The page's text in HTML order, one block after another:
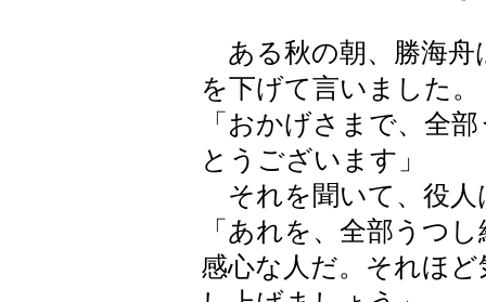
ある秋の朝、勝海舟
を下げて言いました。
「おかげさまで、全
とうございます」
それを聞いて、役人
「あれを、全部うつ
感心な人だ。それほ